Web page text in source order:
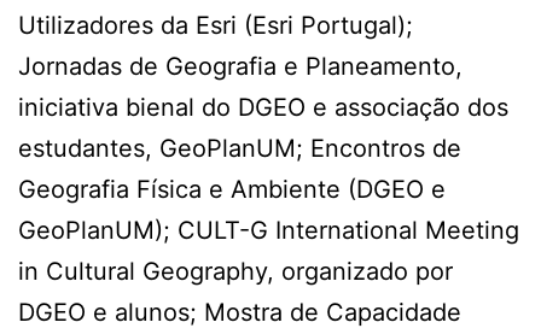
Utilizadores da Esri (Esri Portugal);
Jornadas de Geografia e Planeamento,
iniciativa bienal do DGEO e associação dos
estudantes, GeoPlanUM; Encontros de
Geografia Física e Ambiente (DGEO e
GeoPlanUM); CULT-G International Meeting
in Cultural Geography, organizado por
DGEO e alunos; Mostra de Capacidade